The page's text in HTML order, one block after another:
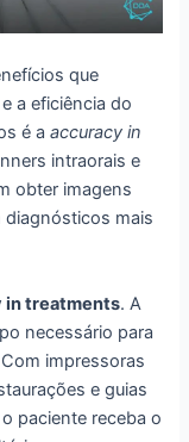
que
a eficiência do
é aaccuracy in
intraorais e
obter imagens
diagnósticos mais
in treatments. A
necessário para
impressoras
e guias
paciente receba o